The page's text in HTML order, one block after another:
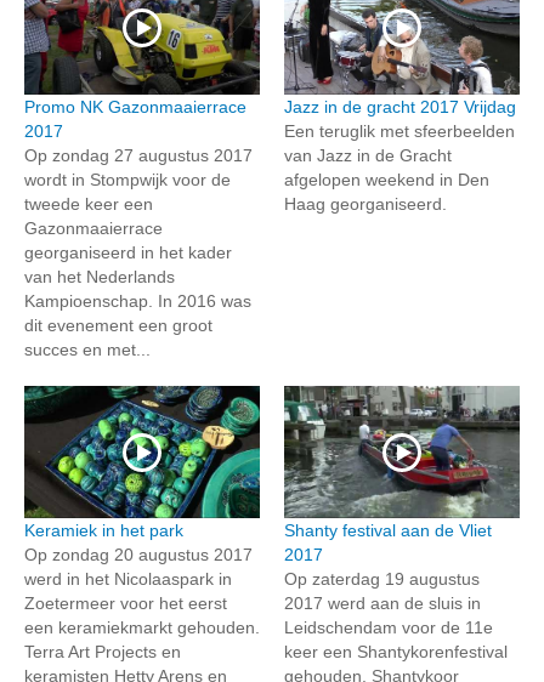
Promo NK Gazonmaaierrace
2017
Op zondag 27 augustus 2017
wordt in Stompwijk voor de
tweede keer een
Gazonmaaierrace
georganiseerd in het kader
van het Nederlands
Kampioenschap. In 2016 was
dit evenement een groot
succes en met...
Jazz in de gracht 2017 Vrijdag
Een teruglik met sfeerbeelden
van Jazz in de Gracht
afgelopen weekend in Den
Haag georganiseerd.
Keramiek in het park
Op zondag 20 augustus 2017
werd in het Nicolaaspark in
Zoetermeer voor het eerst
een keramiekmarkt gehouden.
Terra Art Projects en
keramisten Hetty Arens en
Shanty festival aan de Vliet
2017
Op zaterdag 19 augustus
2017 werd aan de sluis in
Leidschendam voor de 11e
keer een Shantykorenfestival
gehouden. Shantykoor